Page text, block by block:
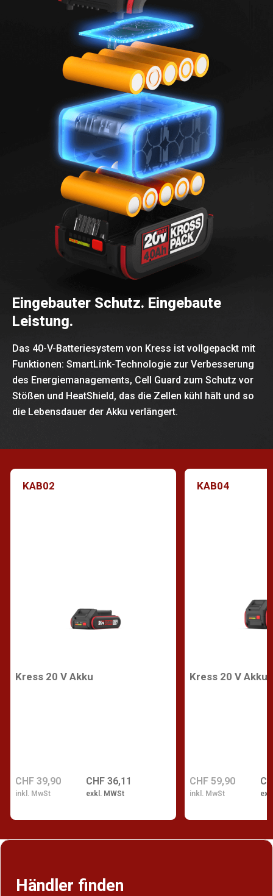
Eingebauter Schutz. Eingebaute
Leistung.
Das 40-V-Batteriesystem von Kress ist vollgepackt mit
Funktionen: SmartLink-Technologie zur Verbesserung
des Energiemanagements, Cell Guard zum Schutz vor
Stößen und HeatShield, das die Zellen kühl hält und so
die Lebensdauer der Akku verlängert.
KAB02
Kress 20 V Akku
CHF 36,11
exkl. MWSt
CHF 39,90
inkl. MwSt
KAB04
Kress 20 V Akku
CHF 59,90
inkl. MwSt
Händler finden